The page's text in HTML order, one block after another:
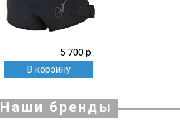
5 700 р.
В корзину
Наши бренды